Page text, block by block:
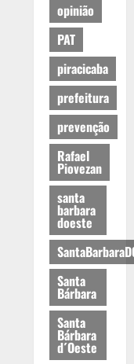
opinião
PAT
piracicaba
prefeitura
prevenção
Rafael
Piovezan
santa
barbara
doeste
Santa
Bárbara
Santa
Bárbara
d´Oeste